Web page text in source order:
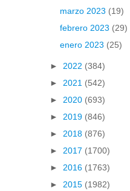
marzo 2023 (19)
febrero 2023 (29)
enero 2023 (25)
► 2022 (384)
► 2021 (542)
► 2020 (693)
► 2019 (846)
► 2018 (876)
► 2017 (1700)
► 2016 (1763)
► 2015 (1982)